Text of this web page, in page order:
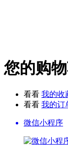
您的购
看看 我的收
看看 我的订
微信小程序